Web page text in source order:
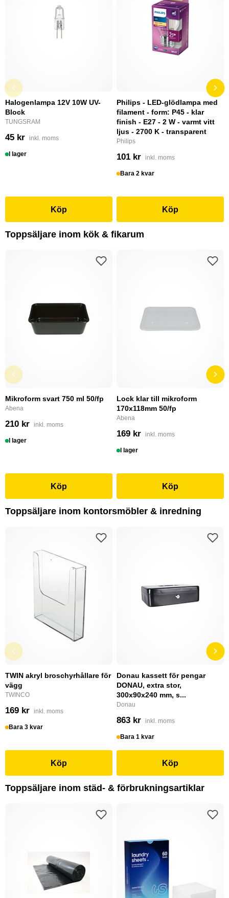
Halogenlampa 12V 10W UV-
Block
TUNGSRAM
45 kr inkl. moms
I lager
Köp
Philips - LED-glödlampa med
filament - form: P45 - klar
finish - E27 - 2 W - varmt vitt
ljus - 2700 K - transparent
Philips
101 kr inkl. moms
Bara 2 kvar
Köp
Toppsäljare inom kök & fikarum
Mikroform svart 750 ml 50/fp
Abena
210 kr inkl. moms
I lager
Köp
Lock klar till mikroform
170x118mm 50/fp
Abena
169 kr inkl. moms
I lager
Köp
Toppsäljare inom kontorsmöbler & inredning
TWIN akryl broschyrhållare för
vägg
TWINCO
169 kr inkl. moms
Bara 3 kvar
Köp
Donau kassett för pengar
DONAU, extra stor,
300x90x240 mm, s...
Donau
863 kr inkl. moms
Bara 1 kvar
Köp
Toppsäljare inom städ- & förbrukningsartiklar